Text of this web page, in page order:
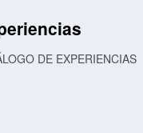
DE EXPERIENCIAS